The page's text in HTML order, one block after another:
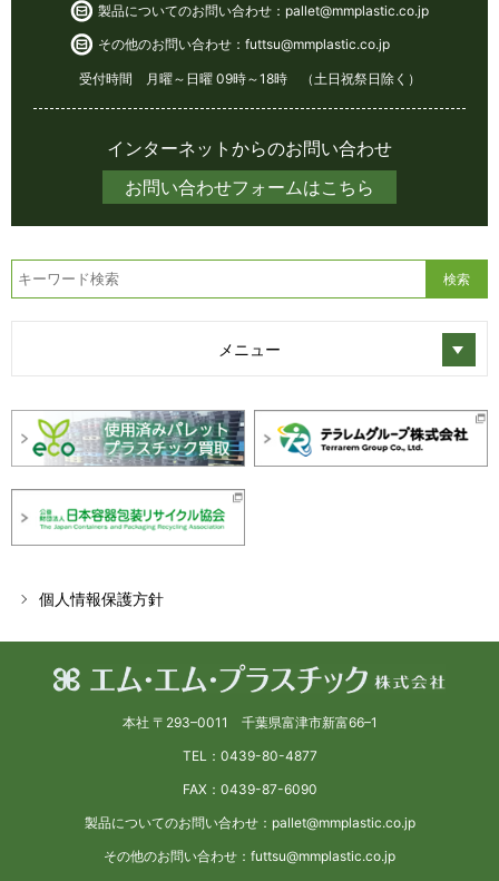
製品についてのお問い合わせ： pallet@mmplastic.co.jp
その他のお問い合わせ： futtsu@mmplastic.co.jp
受付時間 月曜～日曜 09時～18時 （土日祝祭日除く）
インターネットからのお問い合わせ
お問い合わせフォームはこちら
メニュー
個人情報保護方針
本社 〒293–0011 千葉県富津市新富66–1
TEL：0439-80-4877
FAX：0439-87-6090
製品についてのお問い合わせ：pallet@mmplastic.co.jp
その他のお問い合わせ：futtsu@mmplastic.co.jp